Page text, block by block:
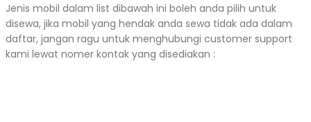
Jenis mobil dalam list dibawah ini boleh anda pilih untuk
disewa, jika mobil yang hendak anda sewa tidak ada dalam
daftar, jangan ragu untuk menghubungi customer support
kami lewat nomer kontak yang disediakan :